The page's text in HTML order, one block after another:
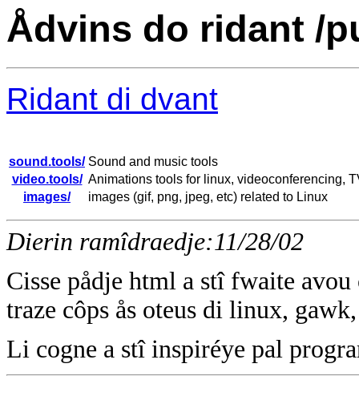
Ådvins do ridant /
Ridant di dvant
sound.tools/ Sound and music tools
video.tools/ Animations tools for linux, videoconferencing,
images/
images (gif, png, jpeg, etc) related to Linux
Dierin ramîdraedje:11/28/02
Cisse pådje html a stî fwaite
traze côps ås oteus di linux,
Li cogne a stî inspiréye pal